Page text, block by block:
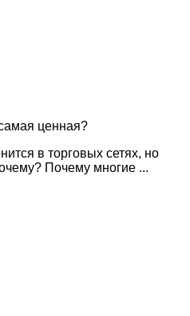
ценная?
в торговых сетях, но
Почему многие ...